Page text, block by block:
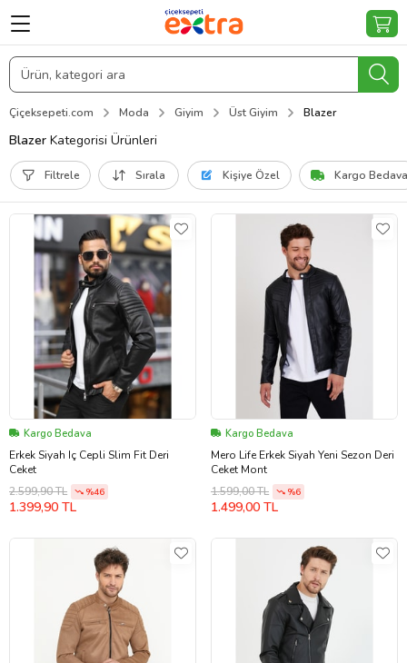
Çiçeksepeti.com Moda Giyim Üst Giyim Blazer
Blazer Kategorisi Ürünleri
Filtrele Sırala Kişiye Özel Kargo Bedava
Kargo Bedava
Erkek Siyah Iç Cepli Slim Fit Deri
Ceket
2.599,90 TL
%46
1.399,90 TL
Kargo Bedava
Mero Life Erkek Siyah Yeni Sezon Deri
Ceket Mont
1.599,00 TL
%6
1.499,00 TL